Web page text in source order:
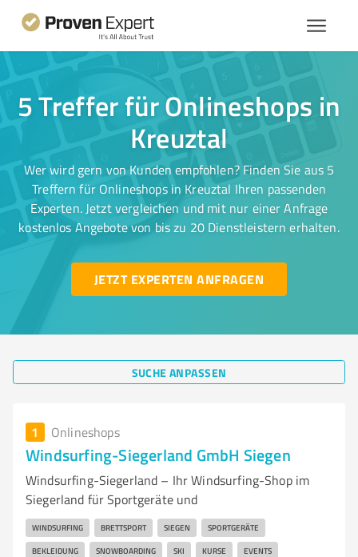
5 Treffer für Onlineshops in
Kreuztal
Wer wird gern von Kunden empfohlen? Finden Sie aus 5
Treffern für Onlineshops in Kreuztal Ihren passenden
Experten. Jetzt vergleichen und mit nur einer Anfrage
kostenlos Angebote von bis zu 20 Dienstleistern erhalten.
JETZT EXPERTEN ANFRAGEN
SUCHE ANPASSEN
1 Onlineshops
Windsurfing-Siegerland GmbH Siegen
Windsurfing-Siegerland – Ihr Windsurfing-Shop im
Siegerland für Sportgeräte und
WINDSURFING BRETTSPORT SIEGEN SPORTGERÄTE
BEKLEIDUNG SNOWBOARDING SKI KURSE EVENTS